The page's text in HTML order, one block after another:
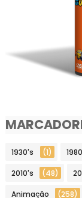
1930's (1)
2010's (48)
Animação (258)